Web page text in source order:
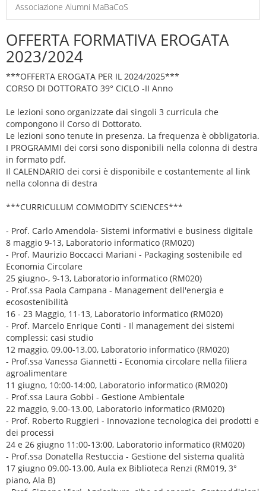
Associazione Alumni MaBaCoS
OFFERTA FORMATIVA EROGATA
2023/2024
***OFFERTA EROGATA PER IL 2024/2025***
CORSO DI DOTTORATO 39° CICLO -II Anno
Le lezioni sono organizzate dai singoli 3 curricula che
compongono il Corso di Dottorato.
Le lezioni sono tenute in presenza. La frequenza è obbligatoria.
I PROGRAMMI dei corsi sono disponibili nella colonna di destra
in formato pdf.
Il CALENDARIO dei corsi è disponibile e costantemente al link
nella colonna di destra
***CURRICULUM COMMODITY SCIENCES***
- Prof. Carlo Amendola- Sistemi informativi e business digitale
8 maggio 9-13, Laboratorio informatico (RM020)
- Prof. Maurizio Boccacci Mariani - Packaging sostenibile ed
Economia Circolare
25 giugno-, 9-13, Laboratorio informatico (RM020)
- Prof.ssa Paola Campana - Management dell'energia e
ecosostenibilità
16 - 23 Maggio, 11-13, Laboratorio informatico (RM020)
- Prof. Marcelo Enrique Conti - Il management dei sistemi
complessi: casi studio
12 maggio, 09.00-13.00, Laboratorio informatico (RM020)
- Prof.ssa Vanessa Giannetti - Economia circolare nella filiera
agroalimentare
11 giugno, 10:00-14:00, Laboratorio informatico (RM020)
- Prof.ssa Laura Gobbi - Gestione Ambientale
22 maggio, 9.00-13.00, Laboratorio informatico (RM020)
- Prof. Roberto Ruggieri - Innovazione tecnologica dei prodotti e
dei processi
24 e 26 giugno 11:00-13:00, Laboratorio informatico (RM020)
- Prof.ssa Donatella Restuccia - Gestione del sistema qualità
17 giugno 09.00-13.00, Aula ex Biblioteca Renzi (RM019, 3°
piano, Ala B)